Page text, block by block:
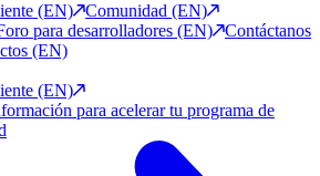
(EN)
Comunidad (EN)
para desarrolladores (EN)
Contáctanos
(EN)
(EN)
para acelerar tu programa de